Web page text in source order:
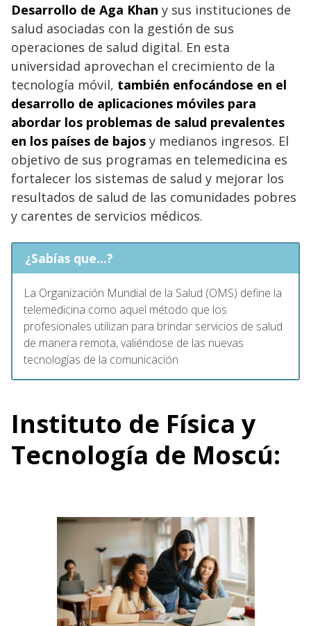
Desarrollo de Aga Khan y sus instituciones de
salud asociadas con la gestión de sus
operaciones de salud digital. En esta
universidad aprovechan el crecimiento de la
tecnología móvil, también enfocándose en el
desarrollo de aplicaciones móviles para
abordar los problemas de salud prevalentes
en los países de bajos y medianos ingresos. El
objetivo de sus programas en telemedicina es
fortalecer los sistemas de salud y mejorar los
resultados de salud de las comunidades pobres
y carentes de servicios médicos.
¿Sabías que...?
La Organización Mundial de la Salud (OMS) define la
telemedicina como aquel método que los
profesionales utilizan para brindar servicios de salud
de manera remota, valiéndose de las nuevas
tecnologías de la comunicación
Instituto de Física y
Tecnología de Moscú: